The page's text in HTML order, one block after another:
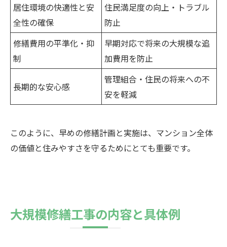
居住環境の快適性と安
全性の確保
住民満足度の向上・トラブル
防止
修繕費用の平準化・抑
制
早期対応で将来の大規模な追
加費用を防止
長期的な安心感
管理組合・住民の将来への不
安を軽減
このように、早めの修繕計画と実施は、マンション全体
の価値と住みやすさを守るためにとても重要です。
大規模修繕工事の内容と具体例